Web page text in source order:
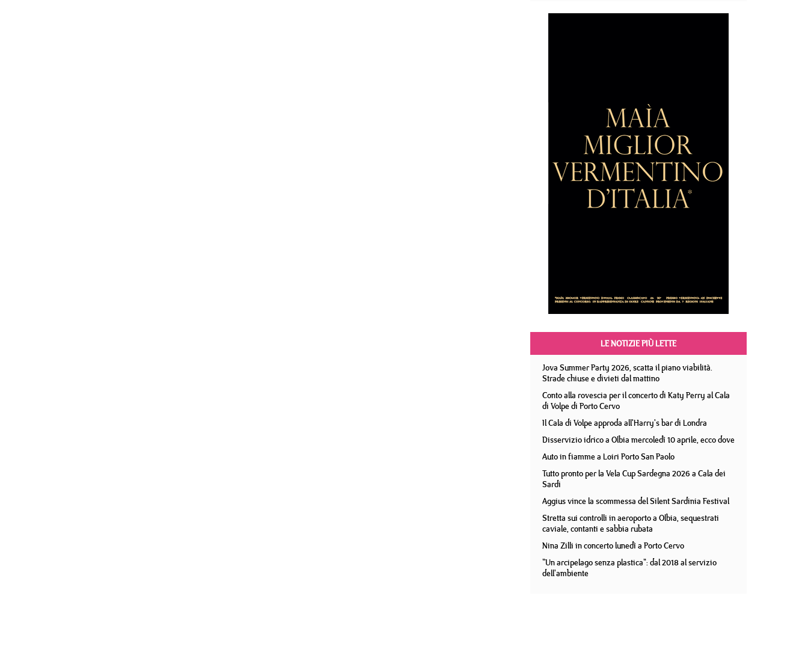
LE NOTIZIE PIÙ LETTE
Jova Summer Party 2026, scatta il piano viabilità.
Strade chiuse e divieti dal mattino
Conto alla rovescia per il concerto di Katy Perry al Cala
di Volpe di Porto Cervo
Il Cala di Volpe approda all'Harry's bar di Londra
Disservizio idrico a Olbia mercoledì 10 aprile, ecco dove
Auto in fiamme a Loiri Porto San Paolo
Tutto pronto per la Vela Cup Sardegna 2026 a Cala dei
Sardi
Aggius vince la scommessa del Silent Sardinia Festival
Stretta sui controlli in aeroporto a Olbia, sequestrati
caviale, contanti e sabbia rubata
Nina Zilli in concerto lunedì a Porto Cervo
"Un arcipelago senza plastica": dal 2018 al servizio
dell'ambiente